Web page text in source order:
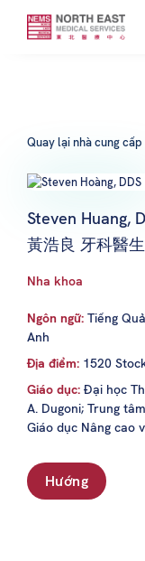
Quay lại nhà cung cấp
Steven Huang,
黃浩良 牙科醫生
Nha khoa
Ngôn ngữ: Tiếng
Anh
Địa điểm: 1520
Giáo dục: Đại học
A. Dugoni; Trung
Giáo dục Nâng cao
Hướng